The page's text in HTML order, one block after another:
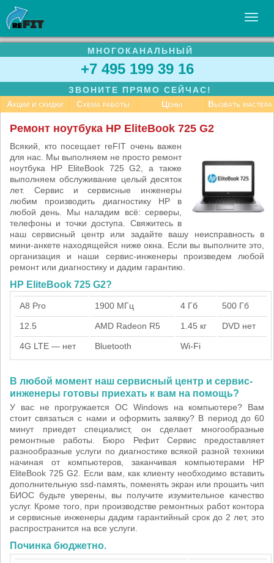
УСЛУГИ
БИЗНЕСУ
СТАТЬИ
КОНТАКТЫ
МНОГОКАНАЛЬНЫЙ
+7 495 199 39 16
ЗВОНИТЕ ПРЯМО СЕЙЧАС!
Акции и скидки
Схема работы Цены Вызвать мастера
Ремонт ноутбука HP EliteBook 725 G2
Всякий, кто посещает reFIT очень важен
для нас. Мы выполняем не просто ремонт
ноутбука HP EliteBook 725 G2, а также
выполняем обслуживание целый десяток
лет. Сервис и сервисные инженеры
любим производить диагностику HP в
любой день. Мы наладим всё: серверы,
телефоны и точки доступа. Свяжитесь в
наш сервисный центр или задайте вашу неисправность в
мини-анкете находящейся ниже окна. Если вы выполните это,
организация и наши сервис-инженеры произведем любой
ремонт или диагностику и дадим гарантию.
HP EliteBook 725 G2?
A8 Pro 1900 МГц 4 Гб 500 Гб
12.5 AMD Radeon R5 1.45 кг DVD нет
4G LTE — нет Bluetooth Wi-Fi
В любой момент наш сервисный центр и сервис-
инженеры готовы приехать к вам на помощь?
У вас не прогружается ОС Windows на компьютере? Вам
стоит связаться с нами и оформить заявку? В период до 60
минут приедет специалист, он сделает многообразные
ремонтные работы. Бюро Рефит Сервис предоставляет
разнообразные услуги по диагностике всякой разной техники
начиная от компьютеров, заканчивая компьютерами HP
EliteBook 725 G2. Если вам, как клиенту необходимо вставить
дополнительную ssd-память, поменять экран или прошить чип
БИОС будьте уверены, вы получите изумительное качество
услуг. Кроме того, при производстве ремонтных работ контора
и сервисные инженеры дадим гарантийный срок до 2 лет, это
распространится на все услуги.
Починка бюджетно.